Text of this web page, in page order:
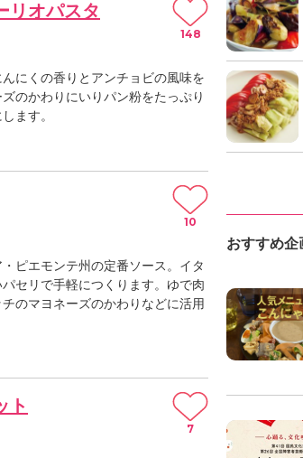
リオパスタ
にくの香りとアンチョビの風味を
のかわりにいりパン粉をたっぷり
ます。
148
ピエモンテ州の定番ソース。イタ
セリで手軽につくります。ゆで肉
のマヨネーズのかわりなどに活用
10
ト
7
おすすめ企